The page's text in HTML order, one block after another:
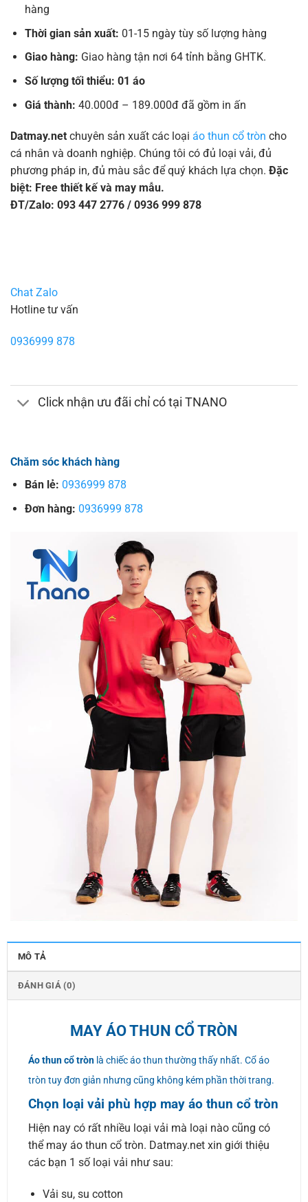
hàng
Thời gian sản xuất: 01-15 ngày tùy số lượng hàng
Giao hàng: Giao hàng tận nơi 64 tỉnh bằng GHTK.
Số lượng tối thiểu: 01 áo
Giá thành: 40.000đ – 189.000đ đã gồm in ấn
Datmay.net chuyên sản xuất các loại áo thun cổ tròn cho
cá nhân và doanh nghiệp. Chúng tôi có đủ loại vải, đủ
phương pháp in, đủ màu sắc để quý khách lựa chọn. Đặc
biệt: Free thiết kế và may mẫu.
ĐT/Zalo: 093 447 2776 / 0936 999 878
Chat Zalo
Hotline tư vấn
0936999 878
Click nhận ưu đãi chỉ có tại TNANO
Chăm sóc khách hàng
Bán lẻ: 0936999 878
Đơn hàng: 0936999 878
MÔ TẢ
ĐÁNH GIÁ (0)
MAY ÁO THUN CỔ TRÒN
Áo thun cổ trònlà chiếc áo thun thường thấy nhất. Cổ áo
tròn tuy đơn giản nhưng cũng không kém phần thời trang.
Chọn loại vải phù hợp may áo thun cổ tròn
Hiện nay có rất nhiều loại vải mà loại nào cũng có
thể may áo thun cổ tròn. Datmay.net xin giới thiệu
các bạn 1 số loại vải như sau:
Vải su, su cotton